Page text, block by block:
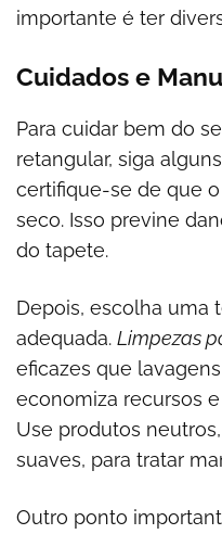
importante é ter
Cuidados e
Para cuidar bem do
retangular, siga
certifique-se de que
seco. Isso previne
do tapete.
Depois, escolha uma
adequada. Limpezas
eficazes que
economiza recursos
Use produtos
suaves, para tratar
Outro ponto